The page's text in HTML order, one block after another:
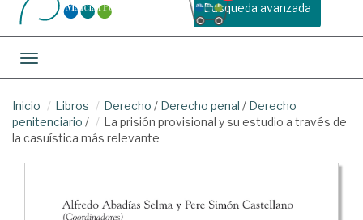
Busqueda avanzada
Toggle navigation
Inicio Libros Derecho / Derecho penal / Derecho
penitenciario /
La prisión provisional y su estudio a través de
la casuística más relevante